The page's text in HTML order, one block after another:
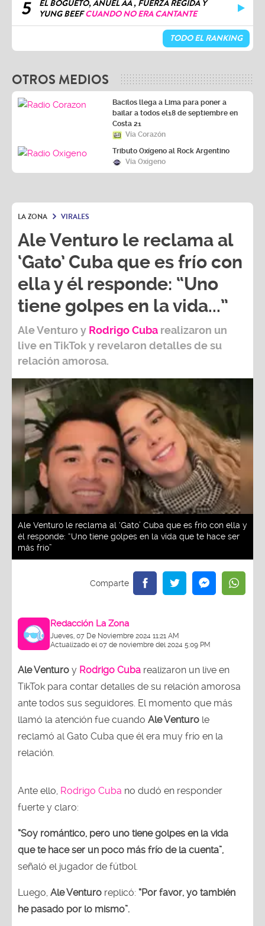
5
EL BOGUETO, ANUEL AA , FUERZA REGIDA Y
YUNG BEEFCUANDO NO ERA CANTANTE
TODO EL RANKING
OTROS MEDIOS
Bacilos llega a Lima para poner a
bailar a todos el18 de septiembre en
Costa 21
Vía Corazón
Tributo Oxígeno al Rock Argentino
Vía Oxígeno
LA ZONA VIRALES
Ale Venturo le reclama al
‘Gato’ Cuba que es frío con
ella y él responde: “Uno
tiene golpes en la vida...”
Ale Venturoy Rodrigo Cuba realizaron un
live en TikTok y revelaron detalles de su
relación amorosa.
Ale Venturo le reclama al ‘Gato’ Cuba que es frío con ella y
él responde: “Uno tiene golpes en la vida que te hace ser
más frío”
Redacción La Zona
Jueves, 07 De Noviembre 2024 11:21 AM
Actualizado el 07 de noviembre del 2024 5:09 PM
Ale Venturo y Rodrigo Cuba realizaron un live en
TikTok para contar detalles de su relación amorosa
ante todos sus seguidores. El momento que más
llamó la atención fue cuando Ale Venturo le
reclamó al Gato Cuba que él era muy frío en la
relación.
Ante ello, Rodrigo Cuba no dudó en responder
fuerte y claro:
“Soy romántico, pero uno tiene golpes en la vida
que te hace ser un poco más frío de la cuenta”,
señaló el jugador de fútbol.
Luego, Ale Venturo replicó: “Por favor, yo también
he pasado por lo mismo”.